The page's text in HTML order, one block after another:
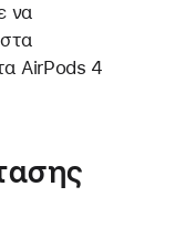
να
στα
AirPods 4